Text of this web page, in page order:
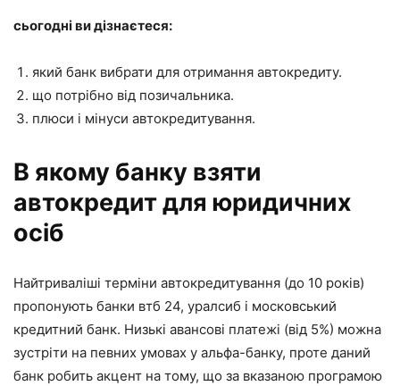
сьогодні ви дізнаєтеся:
який банк вибрати для отримання автокредиту.
що потрібно від позичальника.
плюси і мінуси автокредитування.
В якому банку взяти
автокредит для юридичних
осіб
Найтриваліші терміни автокредитування (до 10 років)
пропонують банки втб 24, уралсиб і московський
кредитний банк. Низькі авансові платежі (від 5%) можна
зустріти на певних умовах у альфа-банку, проте даний
банк робить акцент на тому, що за вказаною програмою